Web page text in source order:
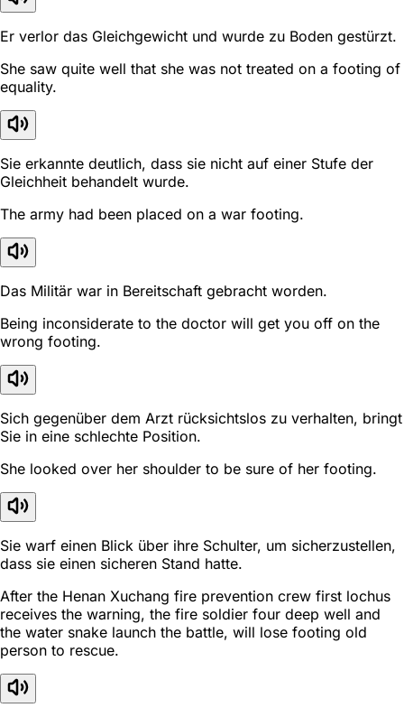
Er verlor das Gleichgewicht und wurde zu Boden gestürzt.
She saw quite well that she was not treated on a footing of
equality.
Sie erkannte deutlich, dass sie nicht auf einer Stufe der
Gleichheit behandelt wurde.
The army had been placed on a war footing.
Das Militär war in Bereitschaft gebracht worden.
Being inconsiderate to the doctor will get you off on the
wrong footing.
Sich gegenüber dem Arzt rücksichtslos zu verhalten, bringt
Sie in eine schlechte Position.
She looked over her shoulder to be sure of her footing.
Sie warf einen Blick über ihre Schulter, um sicherzustellen,
dass sie einen sicheren Stand hatte.
After the Henan Xuchang fire prevention crew first lochus
receives the warning, the fire soldier four deep well and
the water snake launch the battle, will lose footing old
person to rescue.